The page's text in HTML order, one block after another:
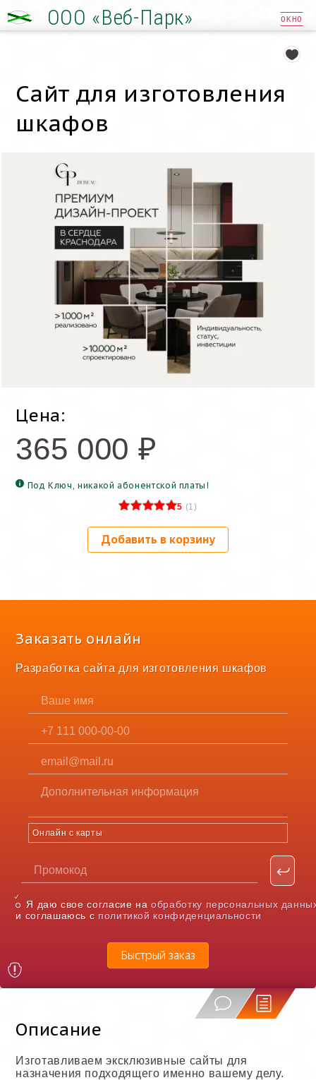
ООО «Веб-Парк» ОКНО
Заказать онлайн
Разработка сайта для изготовления шкафов
Онлайн с карты
Я даю свое согласие наобработку персональных
и соглашаюсь с политикой конфиденциальности
Быстрый заказ
Сайт для изготовления
шкафов
Цена:
365 000 ₽
Под Ключ, никакой абонентской платы!
5 (1)
Добавить в корзину
Описание
Изготавливаем эксклюзивные сайты для
назначения подходящего именно вашему делу.